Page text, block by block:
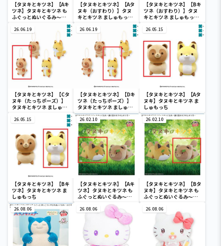
【タヌキとキツネ】【Aキ
ツネ】タヌキとキツネ も
ふぐっとぬいぐるみ～ふ
【タヌキとキツネ】【Aタ
ヌキ（おすわり）】タヌ
キとキツネ ましゅもっち
【タヌキとキツネ】【Bキ
ツネ（おすわり）】タヌ
キとキツネ ましゅもっち
26.06.19
【タヌキとキツネ】【Cタ
ヌキ（たっちポーズ）】
タヌキとキツネ ましゅも
26.06.19
【タヌキとキツネ】【Dキ
ツネ（たっちポーズ）】
タヌキとキツネ ましゅも
っちひとくちサイズ
26.05.15
【タヌキとキツネ】【Aタ
ヌキ】タヌキとキツネ ま
しゅもっち
26.05.15
【タヌキとキツネ】【Bキ
ツネ】タヌキとキツネ ま
しゅもっち
26.02.10
【タヌキとキツネ】【Aキ
ツネ】タヌキとキツネ も
ふぐっとぬいぐるみ～通
り抜けタヌキとキツネ～
26.02.10
【タヌキとキツネ】【Bタ
ヌキ】タヌキとキツネ も
ふぐっとぬいぐるみ～通
26.08.06 26.08.06 26.08.06